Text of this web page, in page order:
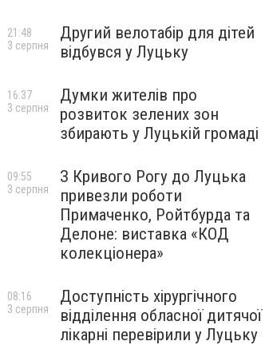
Другий велотабір для дітей
відбувся у Луцьку
21:48
3 серпня
Думки жителів про
розвиток зелених зон
збирають у Луцькій громаді
16:37
3 серпня
З Кривого Рогу до Луцька
привезли роботи
Примаченко, Ройтбурда та
Делоне: виставка «КОД
колекціонера»
09:55
3 серпня
Доступність хірургічного
відділення обласної дитячої
лікарні перевірили у Луцьку
08:16
3 серпня